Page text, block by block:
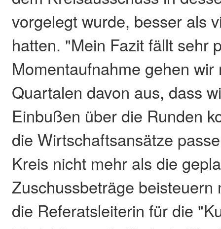
vorgelegt wurde, besser als
hatten. "Mein Fazit fällt sehr
Momentaufnahme gehen wir
Quartalen davon aus, dass
Einbußen über die Runden
die Wirtschaftsansätze
Kreis nicht mehr als die
Zuschussbeträge
die Referatsleiterin für die